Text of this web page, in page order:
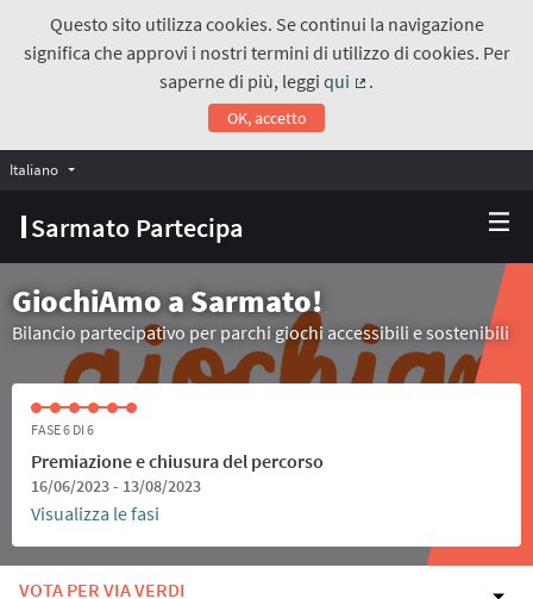
Questo sito utilizza cookies. Se continui la navigazione
significa che approvi i nostri termini di utilizzo di cookies. Per
saperne di più, leggiqui
.
OK, accetto
Sarmato Partecipa
Italiano Choose language
GiochiAmo a Sarmato!
Bilancio partecipativo per parchi giochi accessibili e sostenibili
FASE 6 DI 6
Premiazione e chiusura del percorso
16/06/2023 - 13/08/2023
Visualizza le fasi
VOTA PER VIA VERDI